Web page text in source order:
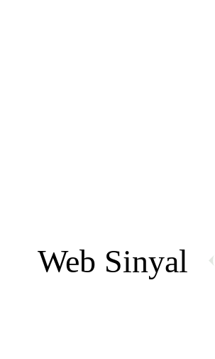
Web Sinyal